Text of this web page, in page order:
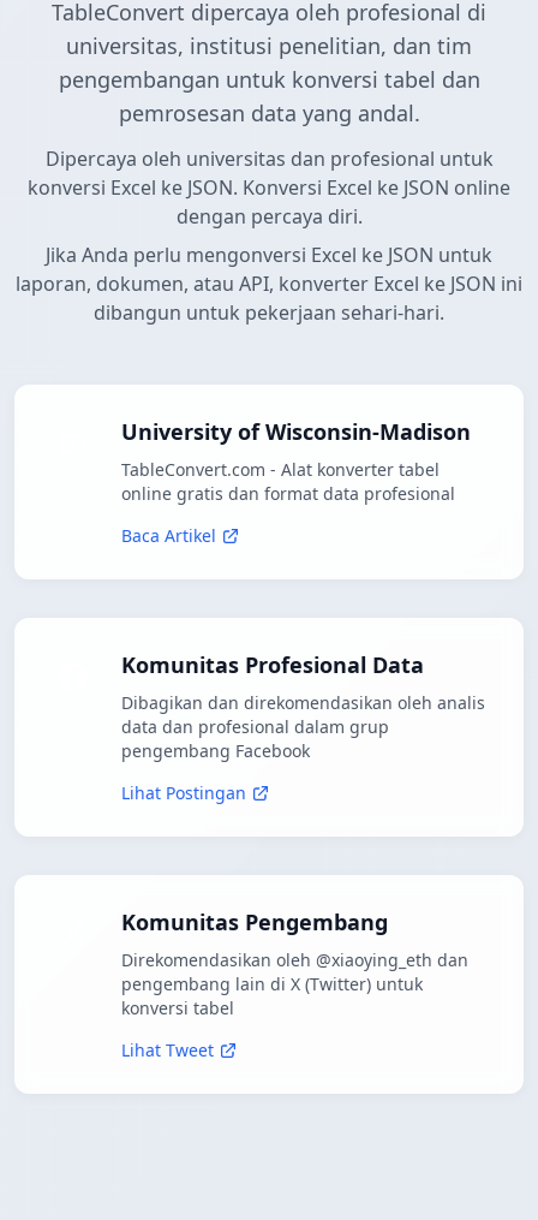
TableConvert dipercaya oleh profesional di
universitas, institusi penelitian, dan tim
pengembangan untuk konversi tabel dan
pemrosesan data yang andal.
Dipercaya oleh universitas dan profesional untuk
konversi Excel ke JSON. Konversi Excel ke JSON online
dengan percaya diri.
Jika Anda perlu mengonversi Excel ke JSON untuk
laporan, dokumen, atau API, konverter Excel ke JSON ini
dibangun untuk pekerjaan sehari-hari.
University of Wisconsin-Madison
TableConvert.com - Alat konverter tabel
online gratis dan format data profesional
Baca Artikel
Komunitas Profesional Data
Dibagikan dan direkomendasikan oleh analis
data dan profesional dalam grup
pengembang Facebook
Lihat Postingan
Komunitas Pengembang
Direkomendasikan oleh @xiaoying_eth dan
pengembang lain di X (Twitter) untuk
konversi tabel
Lihat Tweet